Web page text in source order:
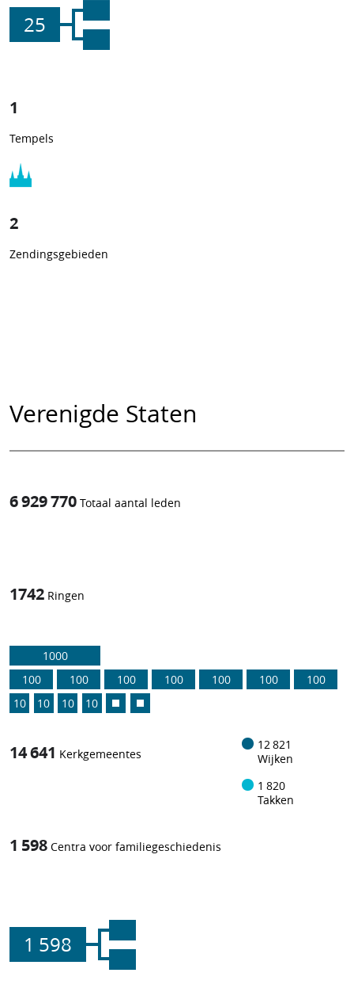
25
1
Tempels
2
Zendingsgebieden
Verenigde Staten
6 929 770 Totaal aantal leden
1742 Ringen
1000
100
100 100 100 100 100
100
10
10 10 10
14 641 Kerkgemeentes
12 821
Wijken
1 820
Takken
1 598 Centra voor familiegeschiedenis
1 598